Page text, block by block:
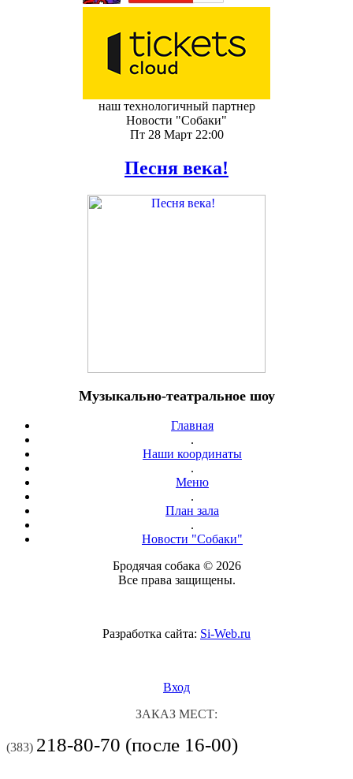
наш технологичный партнер
Новости "Собаки"
Пт 28 Март 22:00
Песня века!
Музыкально-театральное шоу
Главная
.
Наши координаты
.
Меню
.
План зала
.
Новости "Собаки"
Бродячая собака © 2026
Все права защищены.
Разработка сайта: Si-Web.ru
Вход
ЗАКАЗ МЕСТ:
(383) 218-80-70 (после 16-00)